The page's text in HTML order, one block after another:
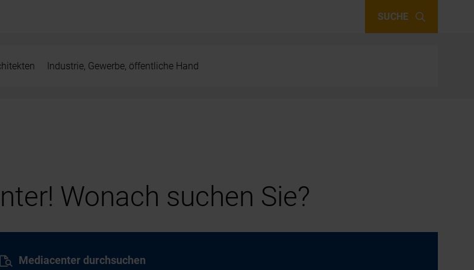
SUCHE
Industrie, Gewerbe, öffentliche Hand
Wonach suchen Sie?
Mediacenter durchsuchen